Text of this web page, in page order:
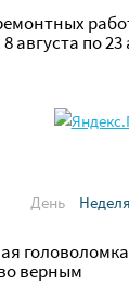
августа по 23
День
Неделя
верным